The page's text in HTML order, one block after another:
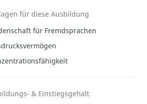
für diese Ausbildung
für Fremdsprachen
& Einstiegsgehalt